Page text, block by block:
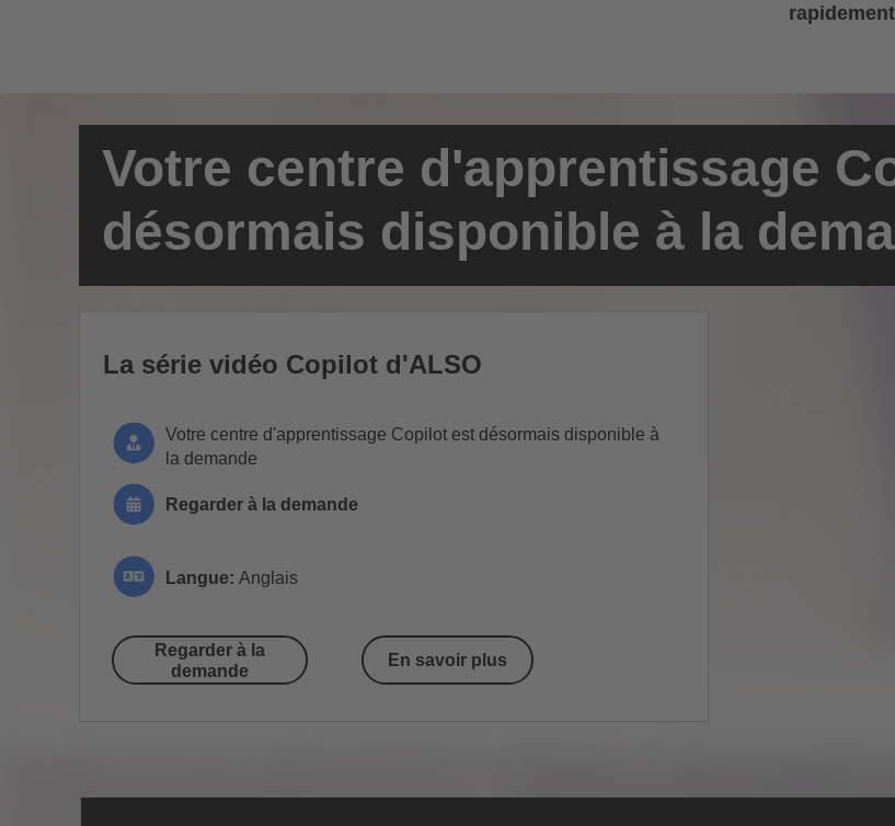
Votre centre d'apprentissage
désormais disponible à la
La série vidéo Copilot d'ALSO
Votre centre d'apprentissage Copilot est désormais disponible à
la demande
Regarder à la
demande
Langue: Anglais
Regarder à la demande
En savoir plus